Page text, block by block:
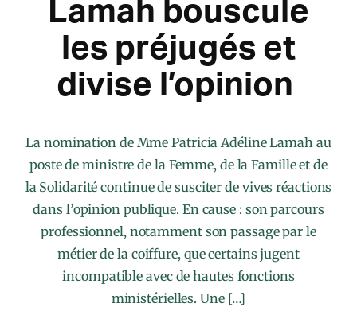
Lamah bouscule
les préjugés et
divise l’opinion
La nomination de Mme Patricia Adéline Lamah au
poste de ministre de la Femme, de la Famille et de
la Solidarité continue de susciter de vives réactions
dans l’opinion publique. En cause : son parcours
professionnel, notamment son passage par le
métier de la coiffure, que certains jugent
incompatible avec de hautes fonctions
ministérielles. Une […]